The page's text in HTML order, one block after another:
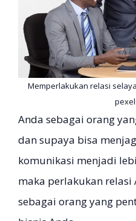
Memperlakukan relasi
Anda sebagai orang
dan supaya bisa
komunikasi menjadi
maka perlakukan relasi
sebagai orang yang